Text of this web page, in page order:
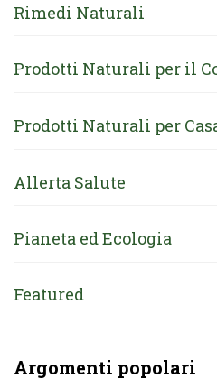
Rimedi Naturali
Prodotti Naturali per il
Prodotti Naturali per
Allerta Salute
Pianeta ed Ecologia
Featured
Argomenti popolari